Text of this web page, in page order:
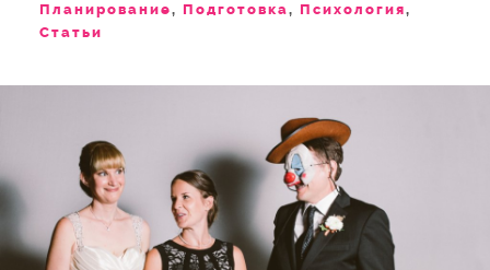
Планирование, Подготовка, Психология,
Статьи